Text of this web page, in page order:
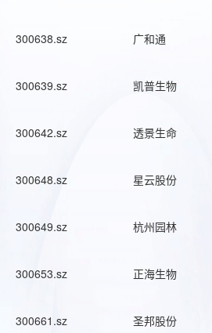
300638.sz 广和通
300639.sz 凯普生物
300642.sz 透景生命
300648.sz 星云股份
300649.sz 杭州园林
300653.sz 正海生物
300661.sz 圣邦股份